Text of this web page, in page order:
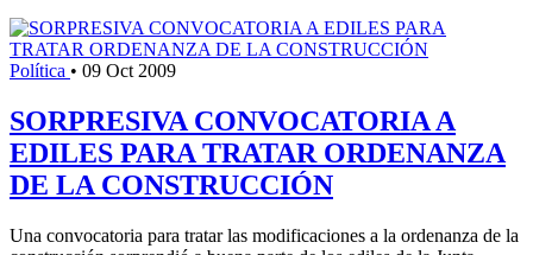
Política • 09 Oct 2009
SORPRESIVA CONVOCATORIA A
EDILES PARA TRATAR ORDENANZA
DE LA CONSTRUCCIÓN
Una convocatoria para tratar las modificaciones a la ordenanza de la